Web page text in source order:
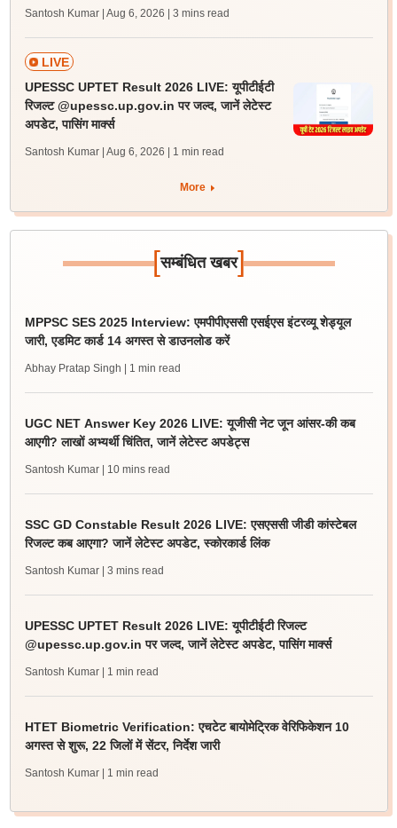
Santosh Kumar | Aug 6, 2026 | 3 mins read
LIVE
UPESSC UPTET Result 2026 LIVE: यूपीटीईटी
रिजल्ट @upessc.up.gov.in पर जल्द, जानें लेटेस्ट
अपडेट, पासिंग मार्क्स
Santosh Kumar | Aug 6, 2026 | 1 min read
More
[सम्बंधित खबर]
MPPSC SES 2025 Interview: एमपीपीएससी एसईएस इंटरव्यू शेड्यूल
जारी, एडमिट कार्ड 14 अगस्त से डाउनलोड करें
Abhay Pratap Singh | 1 min read
UGC NET Answer Key 2026 LIVE: यूजीसी नेट जून आंसर-की कब
आएगी? लाखों अभ्यर्थी चिंतित, जानें लेटेस्ट अपडेट्स
Santosh Kumar | 10 mins read
SSC GD Constable Result 2026 LIVE: एसएससी जीडी कांस्टेबल
रिजल्ट कब आएगा? जानें लेटेस्ट अपडेट, स्कोरकार्ड लिंक
Santosh Kumar | 3 mins read
UPESSC UPTET Result 2026 LIVE: यूपीटीईटी रिजल्ट
@upessc.up.gov.in पर जल्द, जानें लेटेस्ट अपडेट, पासिंग मार्क्स
Santosh Kumar | 1 min read
HTET Biometric Verification: एचटेट बायोमेट्रिक वेरिफिकेशन 10
अगस्त से शुरू, 22 जिलों में सेंटर, निर्देश जारी
Santosh Kumar | 1 min read